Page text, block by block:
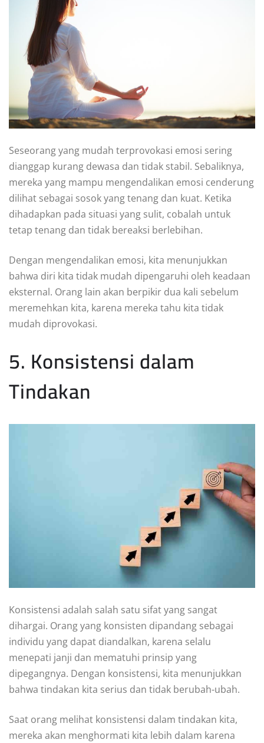
Seseorang yang mudah terprovokasi emosi sering
dianggap kurang dewasa dan tidak stabil. Sebaliknya,
mereka yang mampu mengendalikan emosi cenderung
dilihat sebagai sosok yang tenang dan kuat. Ketika
dihadapkan pada situasi yang sulit, cobalah untuk
tetap tenang dan tidak bereaksi berlebihan.
Dengan mengendalikan emosi, kita menunjukkan
bahwa diri kita tidak mudah dipengaruhi oleh keadaan
eksternal. Orang lain akan berpikir dua kali sebelum
meremehkan kita, karena mereka tahu kita tidak
mudah diprovokasi.
5. Konsistensi dalam
Tindakan
Konsistensi adalah salah satu sifat yang sangat
dihargai. Orang yang konsisten dipandang sebagai
individu yang dapat diandalkan, karena selalu
menepati janji dan mematuhi prinsip yang
dipegangnya. Dengan konsistensi, kita menunjukkan
bahwa tindakan kita serius dan tidak berubah-ubah.
Saat orang melihat konsistensi dalam tindakan kita,
mereka akan menghormati kita lebih dalam karena